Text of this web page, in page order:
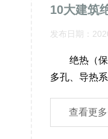
10大建筑
发布日期：
绝热（保
多孔、导热
查看更